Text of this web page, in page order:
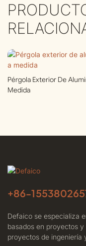
Pérgola Exterior De
Medida
+86-
Defaico se especializa
basados ​​en proyectos
proyectos de ingeniería